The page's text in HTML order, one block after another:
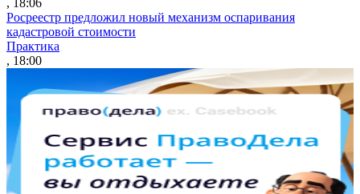
Росреестр предложил новый механизм оспаривания
кадастровой стоимости
Практика
, 18:00